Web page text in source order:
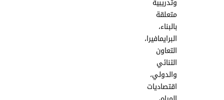
وتدريبية
متعلقة
بالبناء،
البرايمافيرا،
التعاون
الثنائي
والدولي،
اقتصاديات